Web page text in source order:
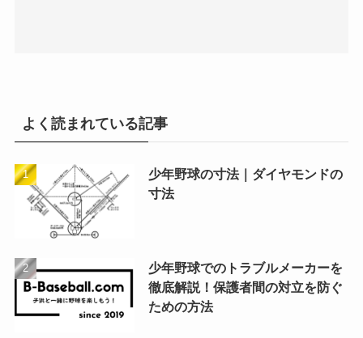
よく読まれている記事
少年野球の寸法｜ダイヤモンドの
寸法
少年野球でのトラブルメーカーを
徹底解説！保護者間の対立を防ぐ
ための方法